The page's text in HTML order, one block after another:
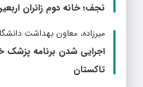
نجف؛ خانه دوم زائران
ميرزاده، معاون بهداشت
اجرایی شدن برنامه پزشک
تاکستان